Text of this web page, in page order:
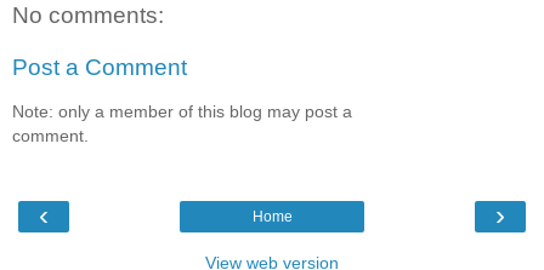
No comments:
Post a Comment
Note: only a member of this blog may post a
comment.
‹ ›
Home
View web version